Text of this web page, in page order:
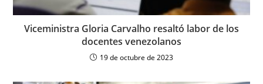
Viceministra Gloria Carvalho resaltó labor de los
docentes venezolanos
19 de octubre de 2023